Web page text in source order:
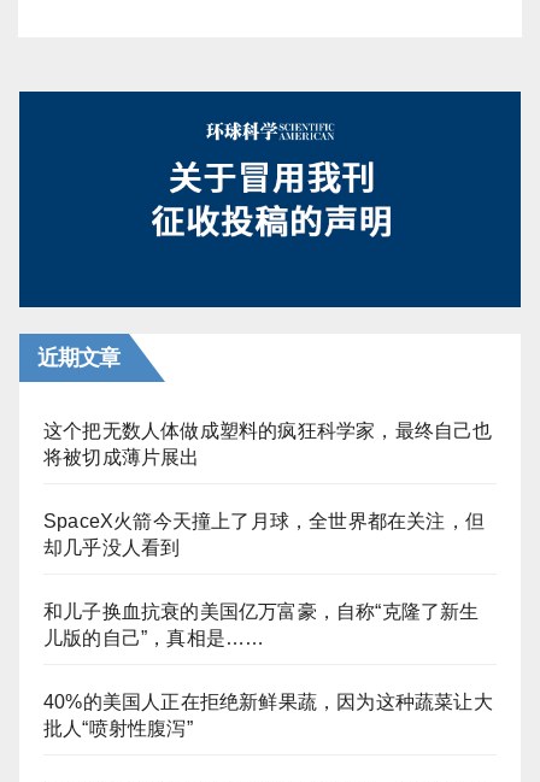
近期文章
这个把无数人体做成塑料的疯狂科学家，最终自己也
将被切成薄片展出
SpaceX火箭今天撞上了月球，全世界都在关注，但
却几乎没人看到
和儿子换血抗衰的美国亿万富豪，自称“克隆了新生
儿版的自己”，真相是……
40%的美国人正在拒绝新鲜果蔬，因为这种蔬菜让大
批人“喷射性腹泻”